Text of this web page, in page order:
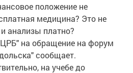
положение не
медицина? Это не
анализы платно?
на обращение на форум
сообщает.
на учебе до